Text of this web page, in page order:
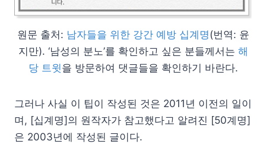
원문 출처: 남자들을 위한 강간 예방 십계명(번역: 윤
지만). ‘남성의 분노’를 확인하고 싶은 분들께서는 해
당 트윗을 방문하여 댓글들을 확인하기 바란다.
그러나 사실 이 팁이 작성된 것은 2011년 이전의 일이
며, [십계명]의 원작자가 참고했다고 알려진 [50계명]
은 2003년에 작성된 글이다.